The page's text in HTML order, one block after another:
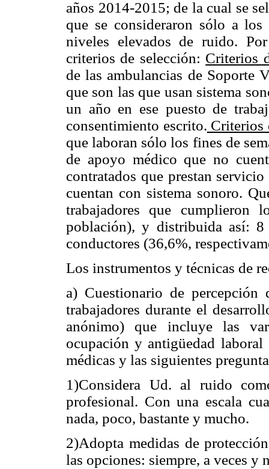
años 2014-2015; de la cual se
que se consideraron sólo a los
niveles elevados de ruido.
criterios de selección: Criterios
de las ambulancias de Soporte
que son las que usan sistema
un año en ese puesto de
consentimiento escrito. Criterios
que laboran sólo los fines de
de apoyo médico que no
contratados que prestan
cuentan con sistema sonoro.
trabajadores que
población), y distribuida así: 8
conductores (36,6%,
Los instrumentos y técnicas de
a) Cuestionario de
trabajadores durante el
anónimo) que incluye las
ocupación y antigüedad
médicas y las siguientes
1)Considera Ud. al ruido
profesional. Con una escala
nada, poco, bastante y mucho.
2)Adopta medidas de
las opciones: siempre, a veces y